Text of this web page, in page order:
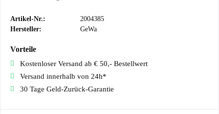
Artikel-Nr.:
2004385
Hersteller:
GeWa
Vorteile
Kostenloser Versand ab € 50,- Bestellwert
Versand innerhalb von 24h*
30 Tage Geld-Zurück-Garantie